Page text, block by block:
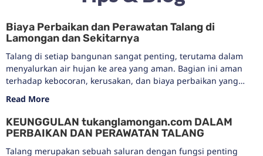
Perbaikan dan Perawatan Talang Bersama
Tukang Area Lamongan
Talang merupakan sebuah saluran dengan fungsi penting
dalam sebuah bangunan, khususnya pada atap bangunan.
Fungsinya adalah untuk menyalurkan air hujan dari atap
bangunan ke tempat…
Read More